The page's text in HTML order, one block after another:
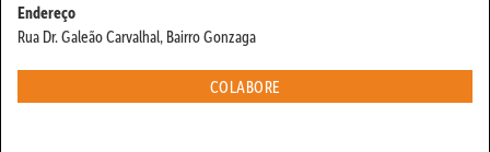
Endereço
Rua Dr. Galeão Carvalhal, Bairro Gonzaga
COLABORE